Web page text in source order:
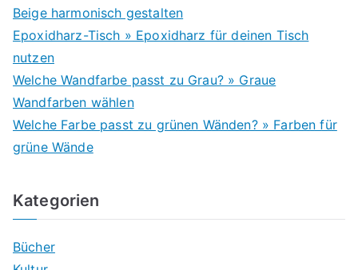
Beige harmonisch gestalten
Epoxidharz-Tisch » Epoxidharz für deinen Tisch
nutzen
Welche Wandfarbe passt zu Grau? » Graue
Wandfarben wählen
Welche Farbe passt zu grünen Wänden? » Farben für
grüne Wände
Kategorien
Bücher